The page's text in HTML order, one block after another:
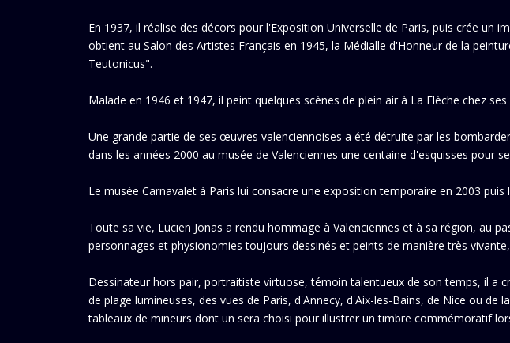
En 1937, il réalise des décors pour l'Exposition Universelle de Paris, puis crée
obtient au Salon des Artistes Français en 1945, la Médialle d'Honneur de la
Teutonicus".
Malade en 1946 et 1947, il peint quelques scènes de plein air à La Flèche chez
Une grande partie de ses œuvres valenciennoises a été détruite par les
dans les années 2000 au musée de Valenciennes une centaine d'esquisses pour
Le musée Carnavalet à Paris lui consacre une exposition temporaire en 2003
Toute sa vie, Lucien Jonas a rendu hommage à Valenciennes et à sa région, au
personnages et physionomies toujours dessinés et peints de manière très
Dessinateur hors pair, portraitiste virtuose, témoin talentueux de son temps, il a
de plage lumineuses, des vues de Paris, d'Annecy, d'Aix-les-Bains, de Nice ou
tableaux de mineurs dont un sera choisi pour illustrer un timbre commémoratif